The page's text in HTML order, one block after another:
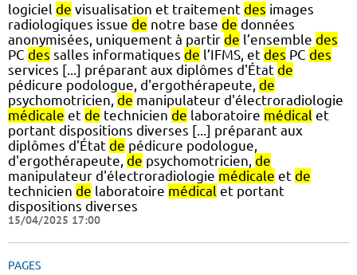
logiciel de visualisation et traitement des images
radiologiques issue de notre base de données
anonymisées, uniquement à partir de l’ensemble des
PC des salles informatiques de l’IFMS, et des PC des
services [...] préparant aux diplômes d'État de
pédicure podologue, d'ergothérapeute, de
psychomotricien, de manipulateur d'électroradiologie
médicale et de technicien de laboratoire médical et
portant dispositions diverses [...] préparant aux
diplômes d'État de pédicure podologue,
d'ergothérapeute, de psychomotricien, de
manipulateur d'électroradiologie médicale et de
technicien de laboratoire médical et portant
dispositions diverses
15/04/2025 17:00
PAGES